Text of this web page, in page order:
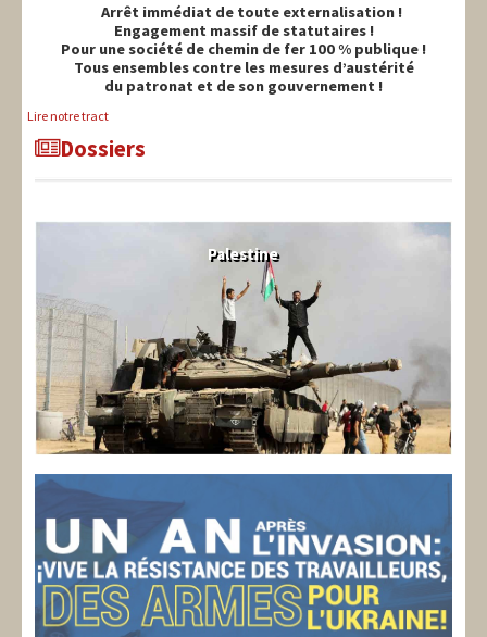
Arrêt immédiat de toute externalisation !
Engagement massif de statutaires !
Pour une société de chemin de fer 100 % publique !
Tous ensembles contre les mesures d’austérité
du patronat et de son gouvernement !
Lire notre tract
Dossiers
Palestine